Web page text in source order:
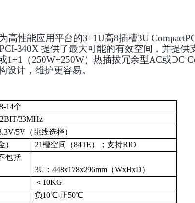
高性能应用平台的3+1U高8插槽3U
340X 提供了最大可能的有效空间，并提供
1+1 （250W+250W）热插拔冗余型AC或DC
设计，维护更容易。
14个
33MHz
5V（跳线选择）
）
21槽空间（84TE）；支持RIO
包括
3U：448x178x296mm（WxHxD）
＜10KG
负10℃-正50℃